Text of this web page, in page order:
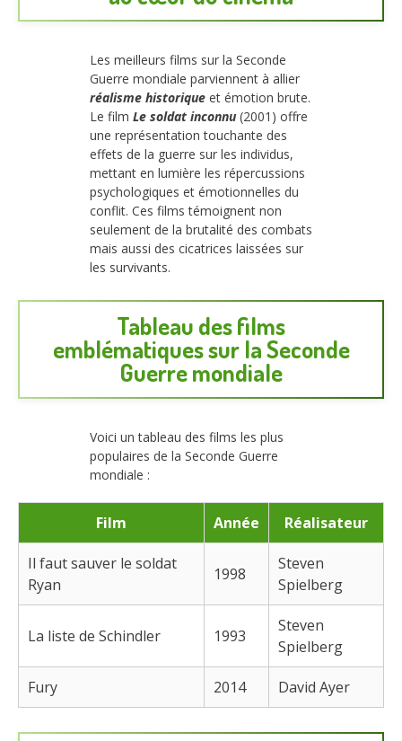
Les meilleurs films sur la Seconde
Guerre mondiale parviennent à allier
réalisme historique et émotion brute.
Le film Le soldat inconnu (2001) offre
une représentation touchante des
effets de la guerre sur les individus,
mettant en lumière les répercussions
psychologiques et émotionnelles du
conflit. Ces films témoignent non
seulement de la brutalité des combats
mais aussi des cicatrices laissées sur
les survivants.
Tableau des films
emblématiques sur la Seconde
Guerre mondiale
Voici un tableau des films les plus
populaires de la Seconde Guerre
mondiale :
Film Année Réalisateur
Il faut sauver le soldat
Ryan
1998
Steven
Spielberg
La liste de Schindler 1993
Steven
Spielberg
Fury 2014 David Ayer